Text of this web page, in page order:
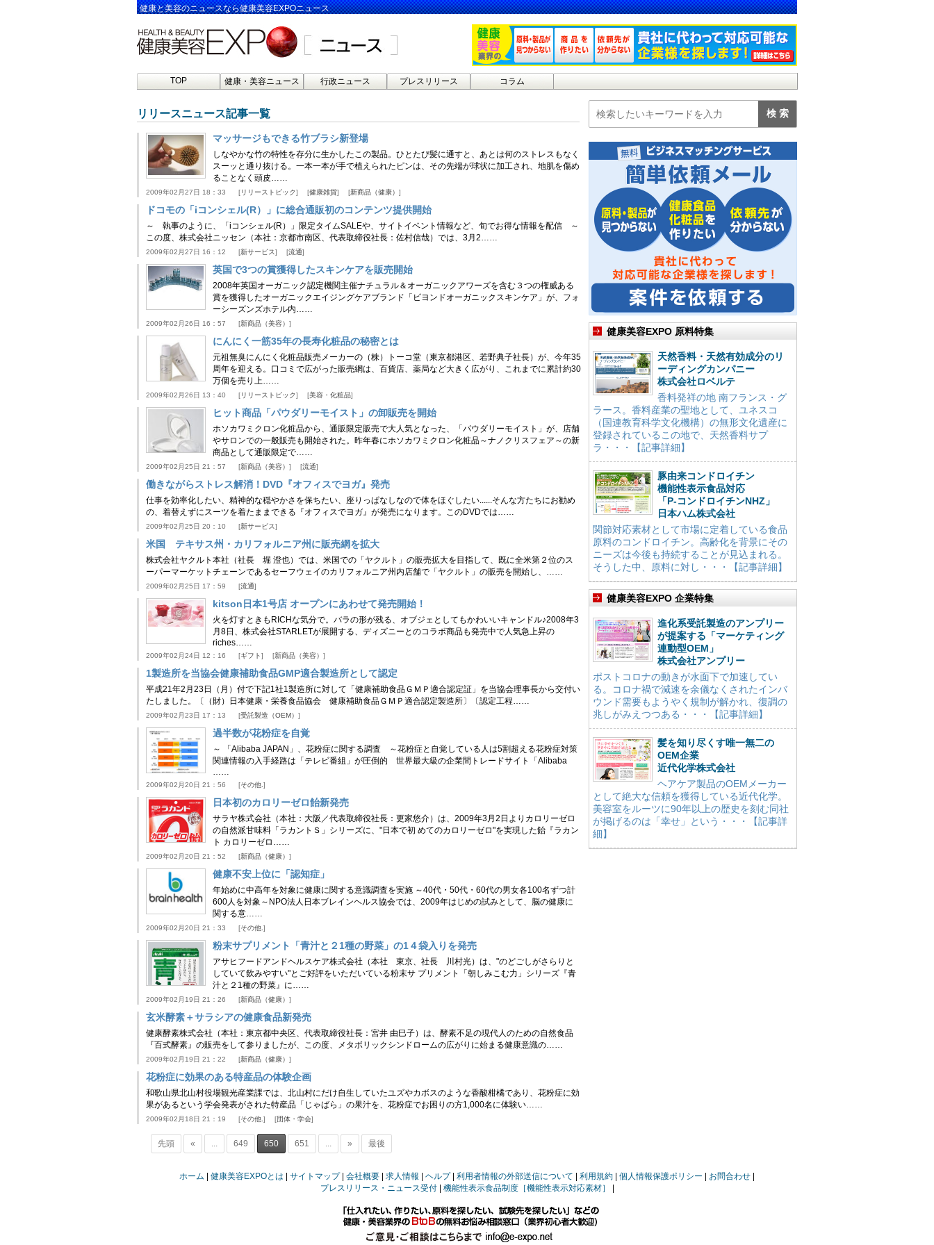
健康と美容のニュースなら健康美容EXPOニュース
TOP 健康・美容ニュース 行政ニュース プレスリリース コラム
リリースニュース記事一覧
マッサージもできる竹ブラシ新登場
しなやかな竹の特性を存分に生かしたこの製品。ひとたび髪に通すと、あとは何のストレスもなく
スーッと通り抜ける。一本一本が手で植えられたピンは、その先端が球状に加工され、地肌を傷め
ることなく頭皮……
2009年02月27日 18：33 リリーストピック 健康雑貨 新商品（健康）
ドコモの「iコンシェル(R）」に総合通販初のコンテンツ提供開始
～ 執事のように、「iコンシェル(R）」限定タイムSALEや、サイトイベント情報など、旬でお得な情報を配信 ～
この度、株式会社ニッセン（本社：京都市南区、代表取締役社長：佐村信哉）では、3月2……
2009年02月27日 16：12 新サービス 流通
英国で3つの賞獲得したスキンケアを販売開始
2008年英国オーガニック認定機関主催ナチュラル＆オーガニックアワーズを含む３つの権威ある
賞を獲得したオーガニックエイジングケアブランド「ビヨンドオーガニックスキンケア」が、フォ
ーシーズンズホテル内……
2009年02月26日 16：57 新商品（美容）
にんにく一筋35年の長寿化粧品の秘密とは
元祖無臭にんにく化粧品販売メーカーの（株）トーコ堂（東京都港区、若野典子社長）が、今年35
周年を迎える。口コミで広がった販売網は、百貨店、薬局など大きく広がり、これまでに累計約30
万個を売り上……
2009年02月26日 13：40 リリーストピック 美容・化粧品
ヒット商品「パウダリーモイスト」の卸販売を開始
ホソカワミクロン化粧品から、通販限定販売で大人気となった、「パウダリーモイスト」が、店舗
やサロンでの一般販売も開始された。昨年春にホソカワミクロン化粧品～ナノクリスフェア～の新
商品として通販限定で……
2009年02月25日 21：57 新商品（美容） 流通
働きながらストレス解消！DVD『オフィスでヨガ』発売
仕事を効率化したい、精神的な穏やかさを保ちたい、座りっぱなしなので体をほぐしたい......そんな方たちにお勧め
の、着替えずにスーツを着たままできる『オフィスでヨガ』が発売になります。このDVDでは……
2009年02月25日 20：10 新サービス
米国 テキサス州・カリフォルニア州に販売網を拡大
株式会社ヤクルト本社（社長 堀 澄也）では、米国での「ヤクルト」の販売拡大を目指して、既に全米第２位のス
ーパーマーケットチェーンであるセーフウェイのカリフォルニア州内店舗で「ヤクルト」の販売を開始し、……
2009年02月25日 17：59 流通
kitson日本1号店 オープンにあわせて発売開始！
火を灯すときもRICHな気分で。バラの形が残る、オブジェとしてもかわいいキャンドル♪2008年3
月8日、株式会社STARLETが展開する、ディズニーとのコラボ商品も発売中で人気急上昇の
riches……
2009年02月24日 12：16 ギフト 新商品（美容）
1製造所を当協会健康補助食品GMP適合製造所として認定
平成21年2月23日（月）付で下記1社1製造所に対して「健康補助食品ＧＭＰ適合認定証」を当協会理事長から交付い
たしました。〔（財）日本健康・栄養食品協会 健康補助食品ＧＭＰ適合認定製造所〕〔認定工程……
2009年02月23日 17：13 受託製造（OEM）
過半数が花粉症を自覚
～ 「Alibaba JAPAN」、花粉症に関する調査 ～花粉症と自覚している人は5割超える花粉症対策
関連情報の入手経路は「テレビ番組」が圧倒的 世界最大級の企業間トレードサイト「Alibaba
……
2009年02月20日 21：56 その他.
日本初のカロリーゼロ飴新発売
サラヤ株式会社（本社：大阪／代表取締役社長：更家悠介）は、2009年3月2日よりカロリーゼロ
の自然派甘味料「ラカントＳ」シリーズに、"日本で初 めてのカロリーゼロ"を実現した飴『ラカン
ト カロリーゼロ……
2009年02月20日 21：52 新商品（健康）
健康不安上位に「認知症」
年始めに中高年を対象に健康に関する意識調査を実施 ～40代・50代・60代の男女各100名ずつ計
600人を対象～NPO法人日本ブレインヘルス協会では、2009年はじめの試みとして、脳の健康に
関する意……
2009年02月20日 21：33 その他.
粉末サプリメント「青汁と２1種の野菜」の1４袋入りを発売
アサヒフードアンドヘルスケア株式会社（本社 東京、社長 川村光）は、"のどごしがさらりと
していて飲みやすい"とご好評をいただいている粉末サ プリメント「朝しみこむ力」シリーズ『青
汁と２1種の野菜』に……
2009年02月19日 21：26 新商品（健康）
玄米酵素＋サラシアの健康食品新発売
健康酵素株式会社（本社：東京都中央区、代表取締役社長：宮井 由巳子）は、酵素不足の現代人のための自然食品
『百式酵素』の販売をして参りましたが、この度、メタボリックシンドロームの広がりに始まる健康意識の……
2009年02月19日 21：22 新商品（健康）
花粉症に効果のある特産品の体験企画
和歌山県北山村役場観光産業課では、北山村にだけ自生していたユズやカボスのような香酸柑橘であり、花粉症に効
果があるという学会発表がされた特産品「じゃばら」の果汁を、花粉症でお困りの方1,000名に体験い……
2009年02月18日 21：19 その他. 団体・学会
先頭 « ... 649 650 651 ... » 最後
健康美容EXPO 原料特集
天然香料・天然有効成分のリ
ーディングカンパニー
株式会社ロベルテ
香料発祥の地 南フランス・グ
ラース。香料産業の聖地として、ユネスコ
（国連教育科学文化機構）の無形文化遺産に
登録されているこの地で、天然香料サプ
ラ・・・【記事詳細】
豚由来コンドロイチン
機能性表示食品対応
「P-コンドロイチンNHZ」
日本ハム株式会社
関節対応素材として市場に定着している食品
原料のコンドロイチン。高齢化を背景にその
ニーズは今後も持続することが見込まれる。
そうした中、原料に対し・・・【記事詳細】
健康美容EXPO 企業特集
進化系受託製造のアンプリー
が提案する「マーケティング
連動型OEM」
株式会社アンプリー
ポストコロナの動きが水面下で加速してい
る。コロナ禍で減速を余儀なくされたインバ
ウンド需要もようやく規制が解かれ、復調の
兆しがみえつつある・・・【記事詳細】
髪を知り尽くす唯一無二の
OEM企業
近代化学株式会社
ヘアケア製品のOEMメーカー
として絶大な信頼を獲得している近代化学。
美容室をルーツに90年以上の歴史を刻む同社
が掲げるのは「幸せ」という・・・【記事詳
細】
ホーム 健康美容EXPOとは サイトマップ 会社概要 求人情報 ヘルプ 利用者情報の外部送信について 利用規約 個人情報保護ポリシー
お問合わせ
プレスリリース・ニュース受付
機能性表示食品制度［機能性表示対応素材］